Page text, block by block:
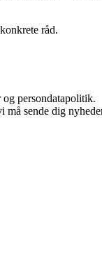
råd.
og persondatapolitik.
sende dig